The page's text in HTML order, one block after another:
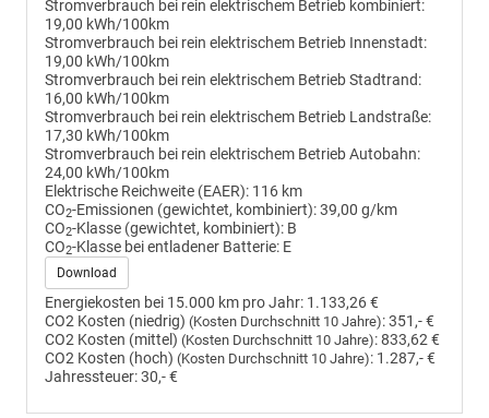
Stromverbrauch bei rein elektrischem Betrieb kombiniert:
19,00 kWh/100km
Stromverbrauch bei rein elektrischem Betrieb Innenstadt:
19,00 kWh/100km
Stromverbrauch bei rein elektrischem Betrieb Stadtrand:
16,00 kWh/100km
Stromverbrauch bei rein elektrischem Betrieb Landstraße:
17,30 kWh/100km
Stromverbrauch bei rein elektrischem Betrieb Autobahn:
24,00 kWh/100km
Elektrische Reichweite (EAER): 116 km
CO2-Emissionen (gewichtet, kombiniert):39,00 g/km
CO2-Klasse (gewichtet, kombiniert): B
CO2-Klasse bei entladener Batterie: E
Download
Energiekosten bei 15.000 km pro Jahr: 1.133,26 €
CO2 Kosten (niedrig) (Kosten Durchschnitt 10 Jahre):351,- €
CO2 Kosten (mittel) (Kosten Durchschnitt 10 Jahre):833,62 €
CO2 Kosten (hoch) (Kosten Durchschnitt 10 Jahre): 1.287,- €
Jahressteuer:30,- €